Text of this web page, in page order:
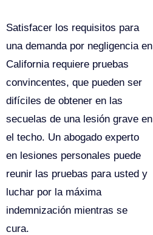
Satisfacer los requisitos para
una demanda por negligencia en
California requiere pruebas
convincentes, que pueden ser
difíciles de obtener en las
secuelas de una lesión grave en
el techo. Un abogado experto
en lesiones personales puede
reunir las pruebas para usted y
luchar por la máxima
indemnización mientras se
cura.